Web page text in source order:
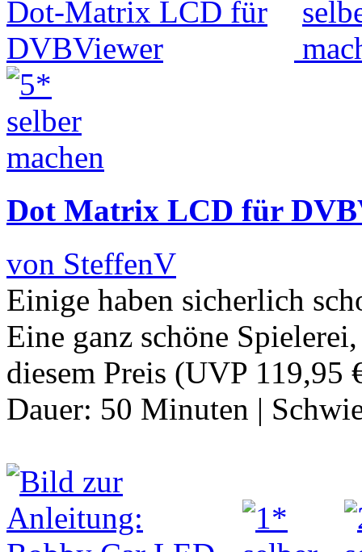
Dot Matrix LCD für
von SteffenV
Einige haben sicherlich
Eine ganz schöne
diesem Preis (UVP 119,95
Dauer: 50 Minuten |